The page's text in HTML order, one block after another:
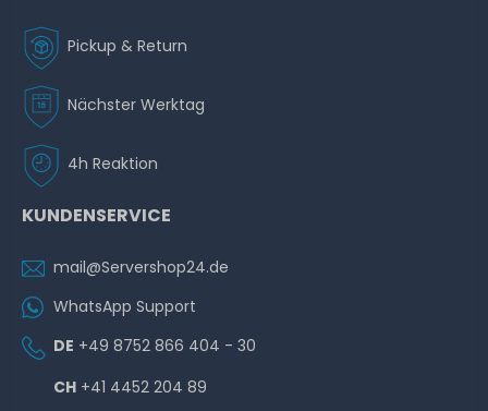
Pickup & Return
Nächster Werktag
4h Reaktion
KUNDENSERVICE
mail@Servershop24.de
WhatsApp Support
DE +49 8752 866 404 - 30
CH +41 4452 204 89